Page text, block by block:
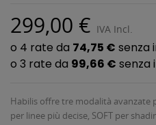
299,00 € IVA Incl.
Habilis offre tre modalità avanzate
per linee più decise, SOFT per